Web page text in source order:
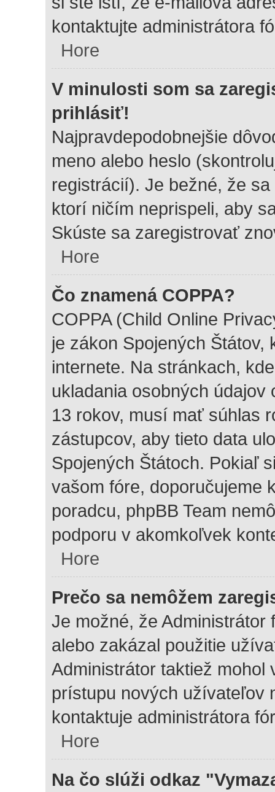
kontaktujte administrátora
Hore
V minulosti som sa
prihlásiť!
Najpravdepodobnejšie
meno alebo heslo
registrácií). Je bežné, že
ktorí ničím neprispeli, aby
Skúste sa zaregistrovať
Hore
Čo znamená COPPA?
COPPA (Child Online
je zákon Spojených
internete. Na stránkach,
ukladania osobných
13 rokov, musí mať súhlas
zástupcov, aby tieto data
Spojených Štátoch. Pokiaľ
vašom fóre, doporučujeme
poradcu, phpBB Team
podporu v akomkoľvek
Hore
Prečo sa nemôžem
Je možné, že
alebo zakázal použitie
Administrátor taktiež
prístupu nových užívateľov
kontaktuje administrátora
Hore
Na čo slúži odkaz